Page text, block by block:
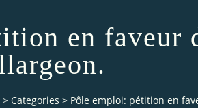
en faveur
> Categories > Pôle emploi: pétition en